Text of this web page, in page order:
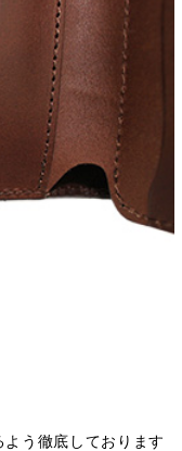
う徹底しております